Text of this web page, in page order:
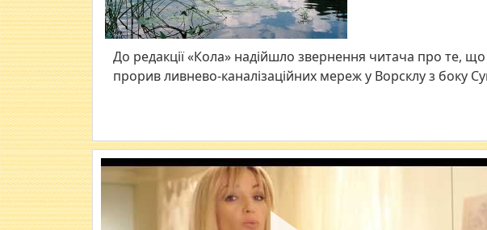
До редакції «Кола» надійшло звернення читача про те,
прорив ливнево-каналізаційних мереж у Ворсклу з боку